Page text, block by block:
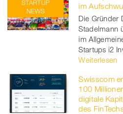
im
STARTUP
NEWS
Die Gründer
Stadelmann
im
Startups i2
Weiterlesen
Swisscom
100
digitale
des